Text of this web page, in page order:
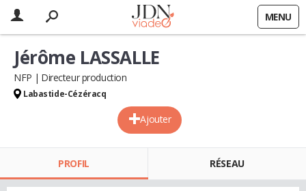
MENU
Ajouter
Jérôme LASSALLE
NFP Directeur production
Labastide-Cézéracq
PROFIL RÉSEAU